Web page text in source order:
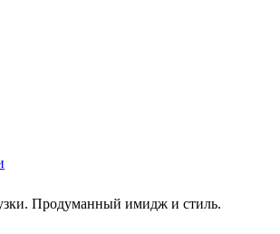
Продуманный имидж и стиль.